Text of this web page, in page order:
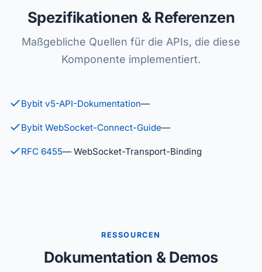
Spezifikationen & Referenzen
Maßgebliche Quellen für die APIs, die diese
Komponente implementiert.
Bybit v5-API-Dokumentation—
Bybit WebSocket-Connect-Guide—
RFC 6455— WebSocket-Transport-Binding
RESSOURCEN
Dokumentation & Demos